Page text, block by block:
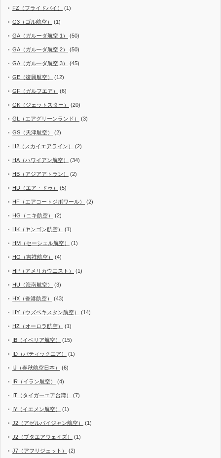
FZ（フライドバイ） (1)
G3（ゴル航空） (1)
GA（ガルーダ航空 1） (50)
GA（ガルーダ航空 2） (50)
GA（ガルーダ航空 3） (45)
GE（復興航空） (12)
GF（ガルフエア） (6)
GK（ジェットスター） (20)
GL（エアグリーンランド） (3)
GS（天津航空） (2)
H2（スカイエアライン） (2)
HA（ハワイアン航空） (34)
HB（アジアアトラン） (2)
HD（エア・ドゥ） (5)
HF（エアコートジボワール） (2)
HG（ニキ航空） (2)
HK（ヤンゴン航空） (1)
HM（セーシェル航空） (1)
HO（吉祥航空） (4)
HP（アメリカウエスト） (1)
HU（海南航空） (3)
HX（香港航空） (43)
HY（ウズベキスタン航空） (14)
HZ（オーロラ航空） (1)
IB（イベリア航空） (15)
ID（バティックエア） (1)
IJ（春秋航空日本） (6)
IR（イラン航空） (4)
IT（タイガーエア台湾） (7)
IY（イエメン航空） (1)
J2（アゼルバイジャン航空） (1)
J2（ブタエアウェイズ） (1)
J7（アフリジェット） (2)